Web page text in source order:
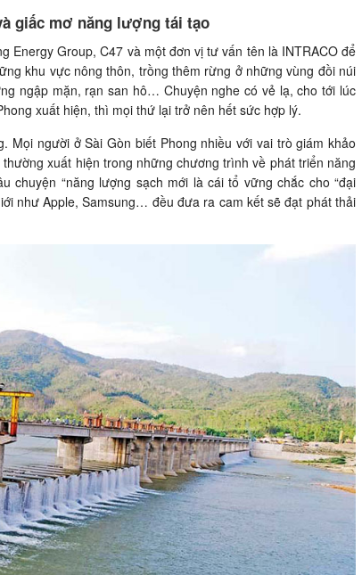
giấc mơ năng lượng tái tạo
Energy Group, C47 và một đơn vị tư vấn tên là INTRACO để
khu vực nông thôn, trồng thêm rừng ở những vùng đồi núi
ngập mặn, rạn san hô… Chuyện nghe có vẻ lạ, cho tới lúc
xuất hiện, thì mọi thứ lại trở nên hết sức hợp lý.
Mọi người ở Sài Gòn biết Phong nhiều với vai trò giám khảo
xuất hiện trong những chương trình về phát triển năng
chuyện “năng lượng sạch mới là cái tổ vững chắc cho “đại
như Apple, Samsung… đều đưa ra cam kết sẽ đạt phát thải